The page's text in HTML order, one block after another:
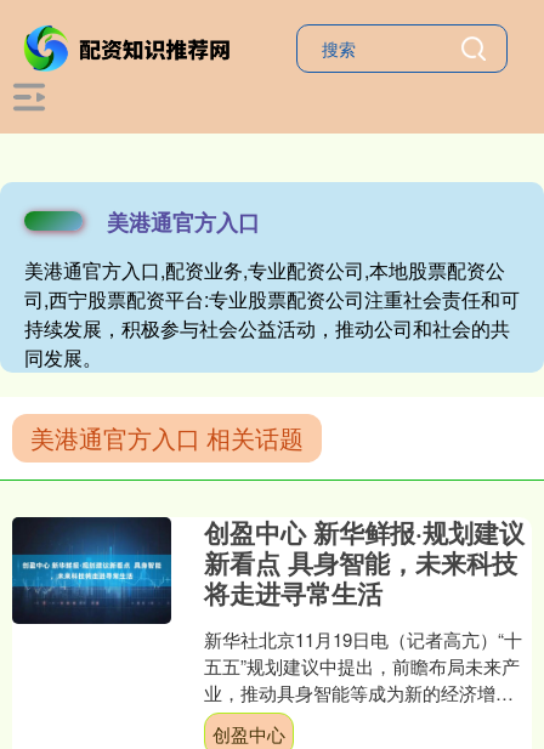
美港通官方入口
美港通官方入口,配资业务,专业配资公司,本地股票配资公
司,西宁股票配资平台:专业股票配资公司注重社会责任和可
持续发展，积极参与社会公益活动，推动公司和社会的共
同发展。
美港通官方入口 相关话题
创盈中心 新华鲜报·规划建议
新看点 具身智能，未来科技
将走进寻常生活
新华社北京11月19日电（记者高亢）“十
五五”规划建议中提出，前瞻布局未来产
业，推动具身智能等成为新的经济增长
点。这将进一步推动具身智能从“实验室
创盈中心